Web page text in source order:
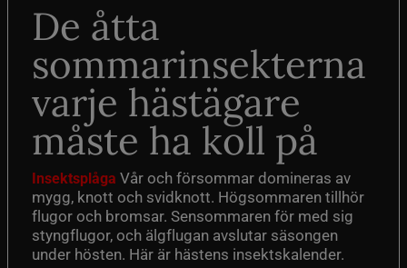
De åtta
sommarinsekterna
varje hästägare
måste ha koll på
Insektsplåga Vår och försommar domineras av
mygg, knott och svidknott. Högsommaren tillhör
flugor och bromsar. Sensommaren för med sig
styngflugor, och älgflugan avslutar säsongen
under hösten. Här är hästens insektskalender.